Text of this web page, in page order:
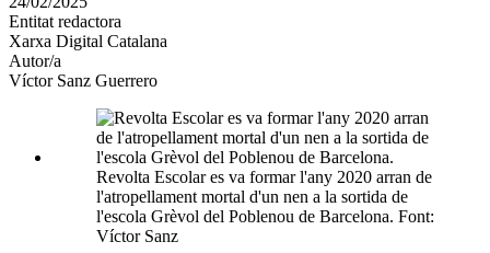
altres
xarxes
socials
Entitat redactora
Xarxa Digital Catalana
Autor/a
Víctor Sanz Guerrero
Revolta Escolar es va formar l'any 2020 arran de
l'atropellament mortal d'un nen a la sortida de
l'escola Grèvol del Poblenou de Barcelona. Font:
Víctor Sanz